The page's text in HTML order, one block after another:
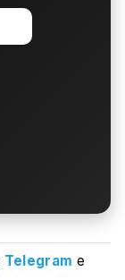
Telegram e